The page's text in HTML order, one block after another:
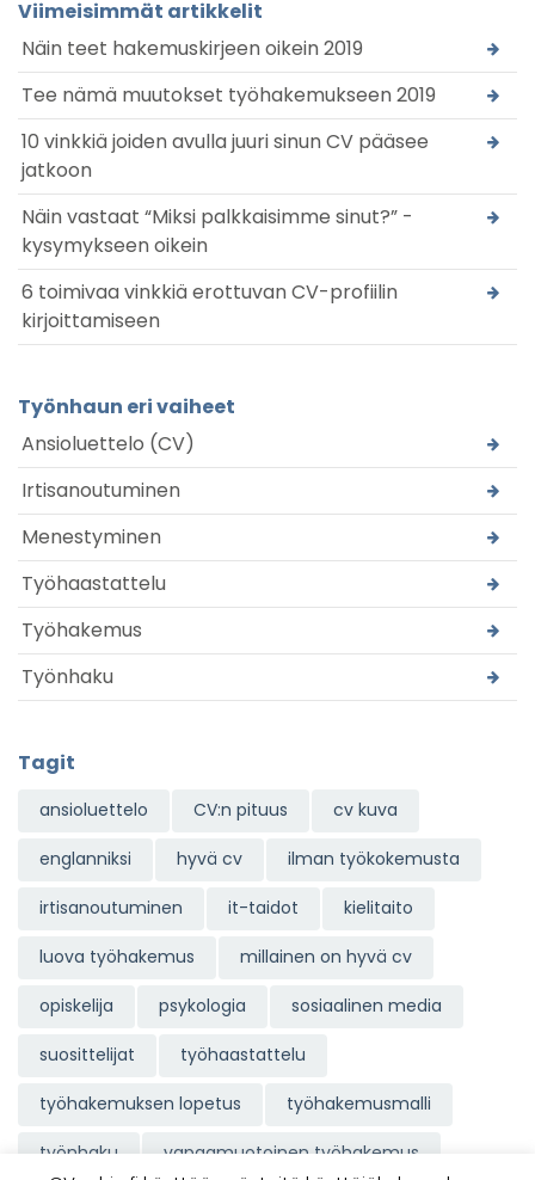
Viimeisimmät artikkelit
Näin teet hakemuskirjeen oikein 2019
Tee nämä muutokset työhakemukseen 2019
10 vinkkiä joiden avulla juuri sinun CV pääsee
jatkoon
Näin vastaat “Miksi palkkaisimme sinut?” -
kysymykseen oikein
6 toimivaa vinkkiä erottuvan CV-profiilin
kirjoittamiseen
Työnhaun eri vaiheet
Ansioluettelo (CV)
Irtisanoutuminen
Menestyminen
Työhaastattelu
Työhakemus
Työnhaku
Tagit
ansioluettelo CV:n pituus cv kuva
englanniksi hyvä cv ilman työkokemusta
irtisanoutuminen it-taidot kielitaito
luova työhakemus millainen on hyvä cv
opiskelija psykologia sosiaalinen media
suosittelijat työhaastattelu
työhakemuksen lopetus työhakemusmalli
työnhaku vapaamuotoinen työhakemus